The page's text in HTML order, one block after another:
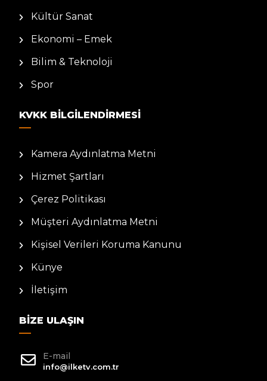
Kültür Sanat
Ekonomi – Emek
Bilim & Teknoloji
Spor
KVKK BILGILENDIRMESI
Kamera Aydınlatma Metni
Hizmet Şartları
Çerez Politikası
Müşteri Aydınlatma Metni
Kişisel Verileri Koruma Kanunu
Künye
İletişim
BIZE ULAŞIN
E-mail
info@ilketv.com.tr